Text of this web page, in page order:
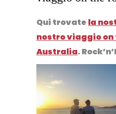
Qui trovate la
nostro viaggio on
Australia.